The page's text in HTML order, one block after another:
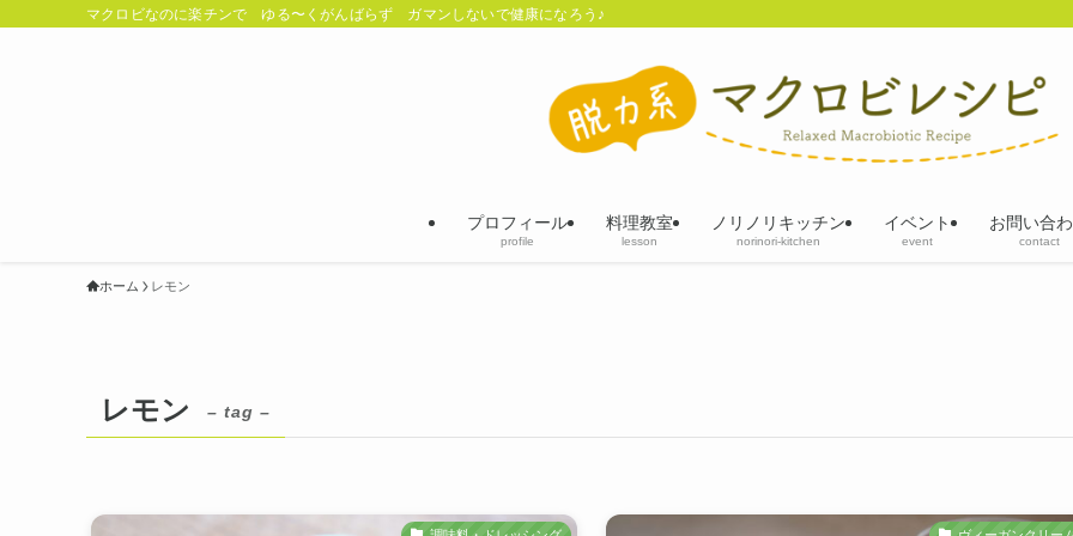
マクロビなのに楽チンで ゆる〜くがんばらず ガマンしないで健康になろう♪
プロフィール
profile
料理教室
lesson
ノリノリキッチン
norinori-kitchen
イベント
event
お問い合
contact
ホーム レモン
レモン – tag –